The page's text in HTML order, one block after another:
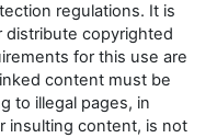
regulations. It is
distribute copyrighted
for this use are
content must be
to illegal pages, in
insulting content, is not